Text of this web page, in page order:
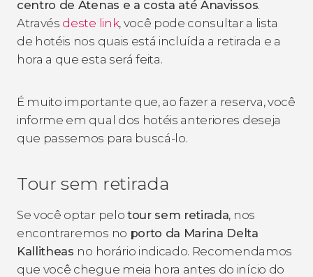
centro de Atenas e a costa até Anavissos.
Através deste link, você pode consultar a lista
de hotéis nos quais está incluída a retirada e a
hora a que esta será feita.
É muito importante que, ao fazer a reserva, você
informe em qual dos hotéis anteriores deseja
que passemos para buscá-lo.
Tour sem retirada
Se você optar pelo tour sem retirada, nos
encontraremos no porto da Marina Delta
Kallitheas no horário indicado. Recomendamos
que você chegue meia hora antes do início do